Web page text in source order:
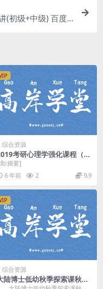
(初级+中级) 百度
综合资源
考研心理学强化课程（完
）（高清视频）百度网盘
摘要]
6 年前
2 9.9
综合资源
陆博士低幼秋季探索课秋季